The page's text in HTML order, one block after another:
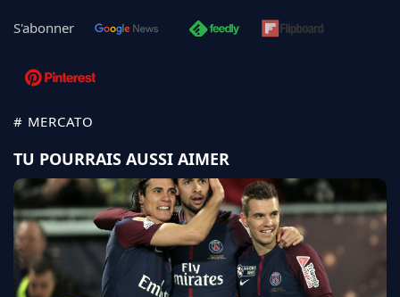
S'abonner
# MERCATO
TU POURRAIS AUSSI AIMER